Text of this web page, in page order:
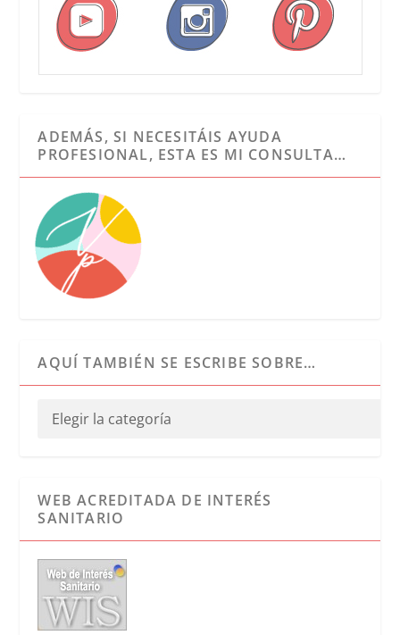
ADEMÁS, SI NECESITÁIS AYUDA
PROFESIONAL, ESTA ES MI CONSULTA…
AQUÍ TAMBIÉN SE ESCRIBE SOBRE…
WEB ACREDITADA DE INTERÉS
SANITARIO